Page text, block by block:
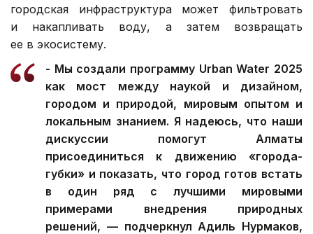
городская инфраструктура может фильтровать
и накапливать воду, а затем возвращать
ее в экосистему.
- Мы создали программу Urban Water 2025
как мост между наукой и дизайном,
городом и природой, мировым опытом и
локальным знанием. Я надеюсь, что наши
дискуссии помогут Алматы
присоединиться к движению «города-
губки» и показать, что город готов встать
в один ряд с лучшими мировыми
примерами внедрения природных
решений, — подчеркнул Адиль Нурмаков,